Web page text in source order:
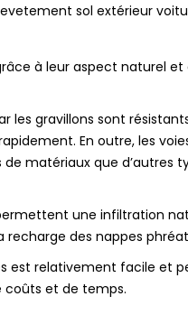
sol extérieur
à leur aspect naturel
les gravillons sont
En outre, les
matériaux que
une infiltration
recharge des nappes
est relativement facile et
coûts et de temps.